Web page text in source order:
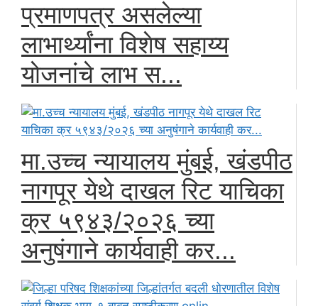
प्रमाणपत्र असलेल्या
लाभार्थ्यांना विशेष सहाय्य
योजनांचे लाभ स...
मा.उच्च न्यायालय मुंबई, खंडपीठ
नागपूर येथे दाखल रिट याचिका
क्र ५९४३/२०२६ च्या
अनुषंगाने कार्यवाही कर...